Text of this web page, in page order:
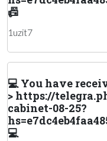
📠
1uzit7
💻 You have
> https://
cabinet-08-25?
💻